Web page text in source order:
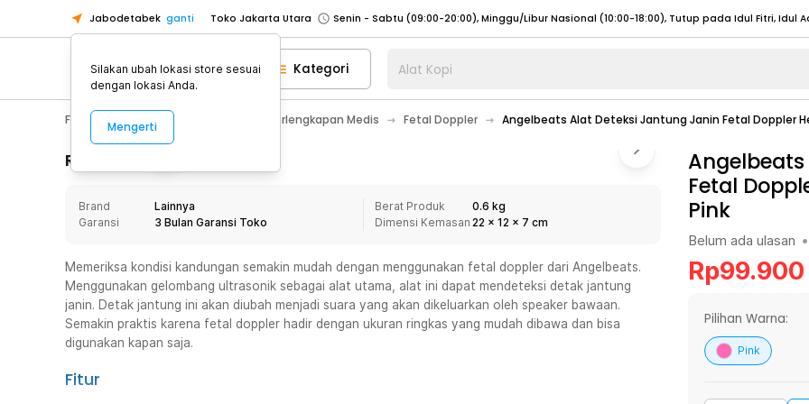
Jabodetabek ganti Toko Jakarta Utara
Toko Tangerang
Toko Cikupa
Pick n Go Jakarta Barat
Senin - Jumat (07:00 - 20:00), Sabtu - Minggu (08:00 - 20:00), Tutup pada Idul Fitri
Pick n Go Bekasi
Senin - Jumat (08:00 - 20:00), Sabtu - Minggu/ Libur Nasional (08:00 - 17:00) Selengkapnya
Senin - Jumat (08:00 - 20:00), Sabtu - Minggu/ Libur Nasional (08:00 - 17:00) Selengkapnya
Senin - Sabtu (09:00-20:00), Minggu/Libur Nasional (12:00-20:00), Tutup pada Idul Fitri
Senin - Sabtu (09:00-20:00), Minggu/Libur Nasional (12:00-20:00), Tutup pada Idul Fitri
Toko Tangerang
Toko Cikupa
Pick n Go Jakarta Barat
Senin - Jumat (07:00 - 20:00), Sabtu - Minggu (08:00 - 20:00), Tutup pada Idul Fitri
Senin - Jumat (08:00 - 20:00), Sabtu - Minggu/ Libur Nasional (08:00 - 17:00) Selengkapnya
Kategori Alat Kopi
Fashion, Make Up & Beauty Care Perlengkapan Medis Fetal Doppler Angelbeats Alat Deteksi Jantung Janin Fetal Doppler
Rincian Produk
Brand
Lainnya
Garansi
3 Bulan Garansi Toko
Berat Produk
0.6 kg
Dimensi Kemasan 22 x 12 x 7 cm
Memeriksa kondisi kandungan semakin mudah dengan menggunakan fetal doppler dari Angelbeats.
Menggunakan gelombang ultrasonik sebagai alat utama, alat ini dapat mendeteksi detak jantung
janin. Detak jantung ini akan diubah menjadi suara yang akan dikeluarkan oleh speaker bawaan.
Semakin praktis karena fetal doppler hadir dengan ukuran ringkas yang mudah dibawa dan bisa
digunakan kapan saja.
Fitur
Fetal
Pink
Belum ada ulasan •
Rp99.900
Pilihan Warna:
Pink
Silakan ubah lokasi store sesuai
dengan lokasi Anda.
Mengerti